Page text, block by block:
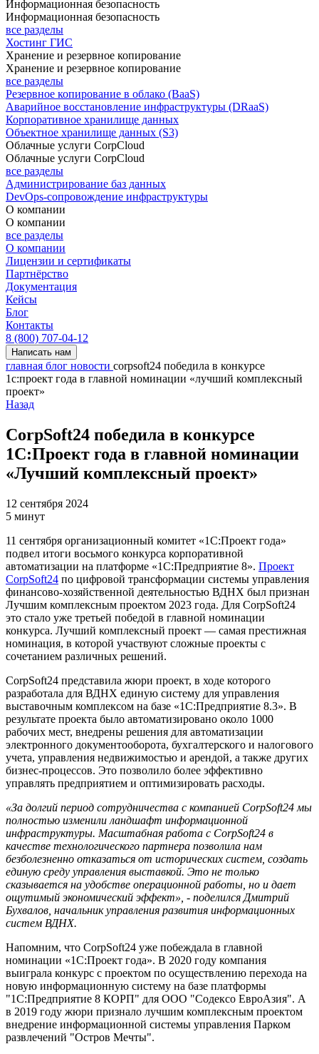
Информационная безопасность
Информационная безопасность
все разделы
Хостинг ГИС
Хранение и резервное копирование
Хранение и резервное копирование
все разделы
Резервное копирование в облако (BaaS)
Аварийное восстановление инфраструктуры (DRaaS)
Корпоративное хранилище данных
Объектное хранилище данных (S3)
Облачные услуги CorpCloud
Облачные услуги CorpCloud
все разделы
Администрирование баз данных
DevOps-сопровождение инфраструктуры
О компании
О компании
все разделы
О компании
Лицензии и сертификаты
Партнёрство
Документация
Кейсы
Блог
Контакты
8 (800) 707-04-12
Написать нам
главная блог новости corpsoft24 победила в конкурсе
1с:проект года в главной номинации «лучший комплексный
проект»
Назад
CorpSoft24 победила в конкурсе
1С:Проект года в главной номинации
«Лучший комплексный проект»
12 сентября 2024
5 минут
11 сентября организационный комитет «1С:Проект года»
подвел итоги восьмого конкурса корпоративной
автоматизации на платформе «1С:Предприятие 8». Проект
CorpSoft24 по цифровой трансформации системы управления
финансово-хозяйственной деятельностью ВДНХ был признан
Лучшим комплексным проектом 2023 года. Для CorpSoft24
это стало уже третьей победой в главной номинации
конкурса. Лучший комплексный проект — самая престижная
номинация, в которой участвуют сложные проекты с
сочетанием различных решений.
CorpSoft24 представила жюри проект, в ходе которого
разработала для ВДНХ единую систему для управления
выставочным комплексом на базе «1С:Предприятие 8.3». В
результате проекта было автоматизировано около 1000
рабочих мест, внедрены решения для автоматизации
электронного документооборота, бухгалтерского и налогового
учета, управления недвижимостью и арендой, а также других
бизнес-процессов. Это позволило более эффективно
управлять предприятием и оптимизировать расходы.
«За долгий период сотрудничества с компанией CorpSoft24 мы
полностью изменили ландшафт информационной
инфраструктуры. Масштабная работа с CorpSoft24 в
качестве технологического партнера позволила нам
безболезненно отказаться от исторических систем, создать
единую среду управления выставкой. Это не только
сказывается на удобстве операционной работы, но и дает
ощутимый экономический эффект», - поделился Дмитрий
Бухвалов, начальник управления развития информационных
систем ВДНХ.
Напомним, что CorpSoft24 уже побеждала в главной
номинации «1С:Проект года». В 2020 году компания
выиграла конкурс с проектом по осуществлению перехода на
новую информационную систему на базе платформы
"1С:Предприятие 8 КОРП" для ООО "Содексо ЕвроАзия". А
в 2019 году жюри признало лучшим комплексным проектом
внедрение информационной системы управления Парком
развлечений "Остров Мечты".